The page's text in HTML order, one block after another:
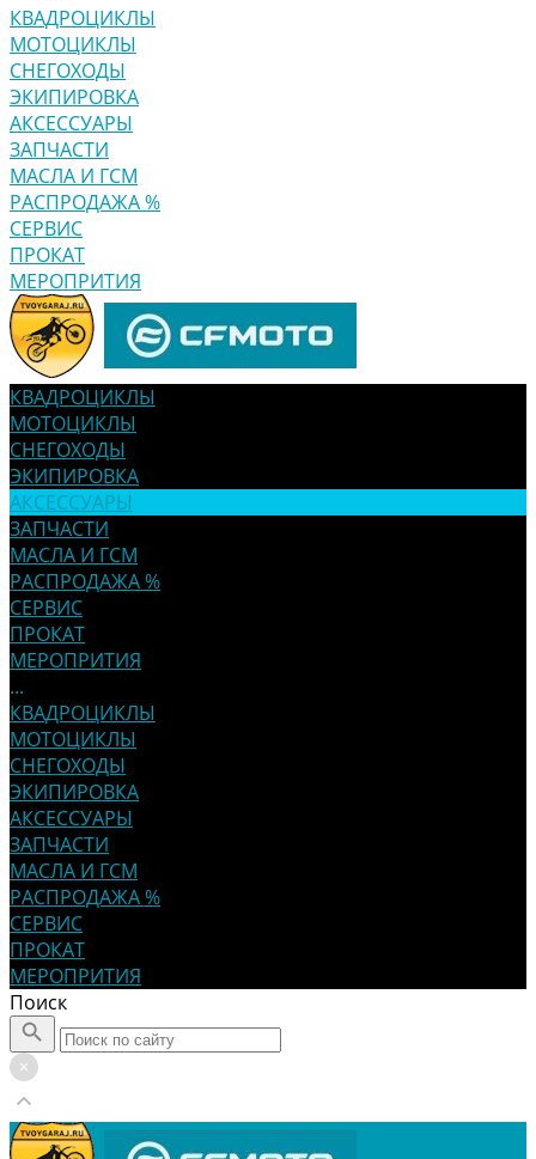
КВАДРОЦИКЛЫ
МОТОЦИКЛЫ
СНЕГОХОДЫ
ЭКИПИРОВКА
АКСЕССУАРЫ
ЗАПЧАСТИ
МАСЛА И ГСМ
РАСПРОДАЖА %
СЕРВИС
ПРОКАТ
МЕРОПРИТИЯ
КВАДРОЦИКЛЫ
МОТОЦИКЛЫ
СНЕГОХОДЫ
ЭКИПИРОВКА
АКСЕССУАРЫ
ЗАПЧАСТИ
МАСЛА И ГСМ
РАСПРОДАЖА %
СЕРВИС
ПРОКАТ
МЕРОПРИТИЯ
...
КВАДРОЦИКЛЫ
МОТОЦИКЛЫ
СНЕГОХОДЫ
ЭКИПИРОВКА
АКСЕССУАРЫ
ЗАПЧАСТИ
МАСЛА И ГСМ
РАСПРОДАЖА %
СЕРВИС
ПРОКАТ
МЕРОПРИТИЯ
Поиск